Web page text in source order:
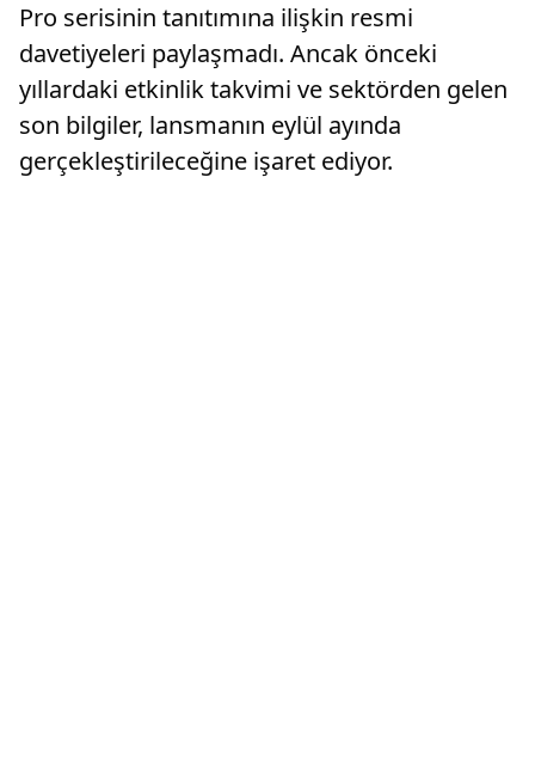
Pro serisinin tanıtımına ilişkin resmi
davetiyeleri paylaşmadı. Ancak önceki
yıllardaki etkinlik takvimi ve sektörden gelen
son bilgiler, lansmanın eylül ayında
gerçekleştirileceğine işaret ediyor.